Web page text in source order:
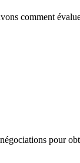
comment
pour